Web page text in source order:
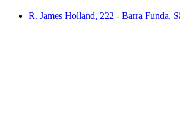
R. James Holland, 222 - Barra Funda,